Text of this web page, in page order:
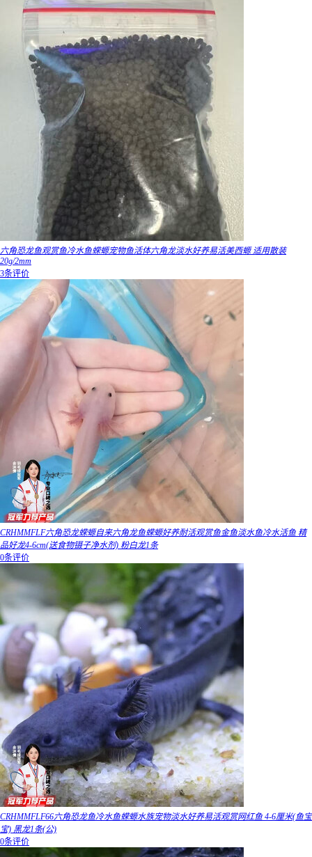
六角恐龙鱼观赏鱼冷水鱼蝾螈宠物鱼活体六角龙淡水好养易活美西螈 适用散装
20g/2mm
3条评价
CRHMMFLF六角恐龙蝾螈自来六角龙鱼蝾螈好养耐活观赏鱼金鱼淡水鱼冷水活鱼 精
品好龙4-6cm(送食物镊子净水剂) 粉白龙1条
0条评价
CRHMMFLF66六角恐龙鱼冷水鱼蝾螈水族宠物淡水好养易活观赏网红鱼 4-6厘米(鱼宝
宝) 黑龙1条(公)
0条评价